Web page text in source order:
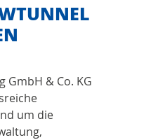
GmbH & Co. KG
um die